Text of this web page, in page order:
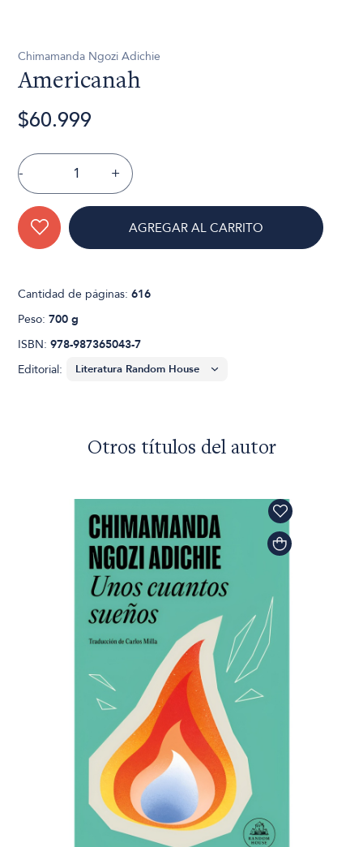
Chimamanda Ngozi Adichie
Americanah
$60.999
- +
AGREGAR AL CARRITO
Cantidad de páginas:616
Peso:700 g
ISBN:978-987365043-7
Editorial:
Otros títulos del autor